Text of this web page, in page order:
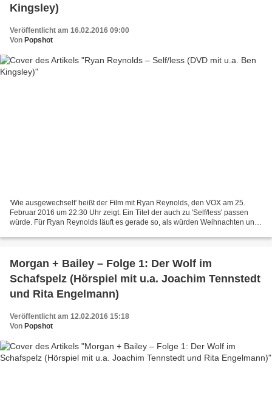
Kingsley)
Veröffentlicht am 16.02.2016 09:00
Von Popshot
'Wie ausgewechselt' heißt der Film mit Ryan Reynolds, den VOX am 25.
Februar 2016 um 22:30 Uhr zeigt. Ein Titel der auch zu 'Self/less' passen
würde. Für Ryan Reynolds läuft es gerade so, als würden Weihnachten und
Morgan + Bailey – Folge 1: Der Wolf im
Schafspelz (Hörspiel mit u.a. Joachim Tennstedt
und Rita Engelmann)
Veröffentlicht am 12.02.2016 15:18
Von Popshot